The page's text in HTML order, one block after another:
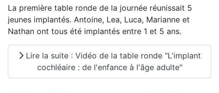
La première table ronde de la journée réunissait 5
jeunes implantés. Antoine, Lea, Luca, Marianne et
Nathan ont tous été implantés entre 1 et 5 ans.
Lire la suite : Vidéo de la table ronde "L'implant
cochléaire : de l'enfance à l'âge adulte"